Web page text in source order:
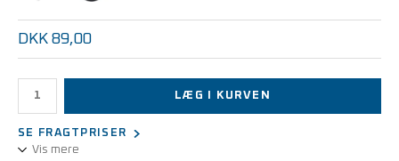
DKK 89,00
LÆG I KURVEN
SE FRAGTPRISER
Vis mere